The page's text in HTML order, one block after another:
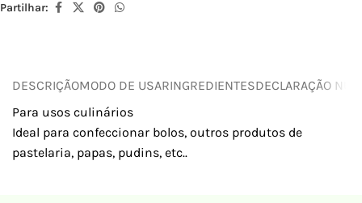
Partilhar:
DESCRIÇÃOMODO DE USARINGREDIENTESDECLARAÇÃO
Para usos culinários
Ideal para confeccionar bolos, outros produtos de
pastelaria, papas, pudins, etc..